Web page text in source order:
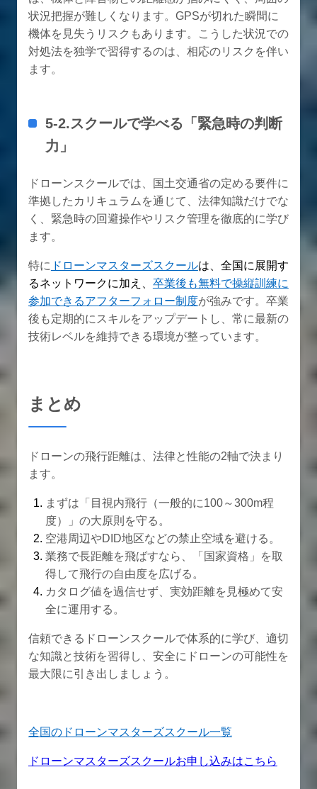
状況把握が難しくなります。GPSが切れた瞬間に
機体を見失うリスクもあります。こうした状況での
対処法を独学で習得するのは、相応のリスクを伴い
ます。
5-2.スクールで学べる「緊急時の判断
力」
ドローンスクールでは、国土交通省の定める要件に
準拠したカリキュラムを通じて、法律知識だけでな
く、緊急時の回避操作やリスク管理を徹底的に学び
ます。
特に ドローンマスターズスクールは、全国に展開す
るネットワークに加え、 卒業後も無料で操縦訓練に
参加できるアフターフォロー制度が強みです。卒業
後も定期的にスキルをアップデートし、常に最新の
技術レベルを維持できる環境が整っています。
まとめ
ドローンの飛行距離は、法律と性能の2軸で決まり
ます。
まずは「目視内飛行（一般的に100～300m程
度）」の大原則を守る。
空港周辺やDID地区などの禁止空域を避ける。
業務で長距離を飛ばすなら、「国家資格」を取
得して飛行の自由度を広げる。
カタログ値を過信せず、実効距離を見極めて安
全に運用する。
信頼できるドローンスクールで体系的に学び、適切
な知識と技術を習得し、安全にドローンの可能性を
最大限に引き出しましょう。
全国のドローンマスターズスクール一覧
ドローンマスターズスクールお申し込みはこちら